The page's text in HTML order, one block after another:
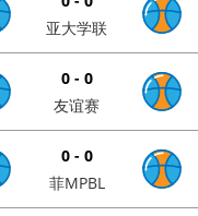
亚大学联
0 - 0
友谊赛
0 - 0
菲MPBL